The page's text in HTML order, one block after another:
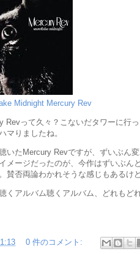
Midnight Mercury Rev
Revって久々？こないだタワーに行
マりましたね。
いたMercury Revですが、ずいぶん
メージだったのが、今作はずいぶん
賛否両論わかれそうな感じもあるけ
くアルバム聴くアルバム、どれもど
0 件のコメント: